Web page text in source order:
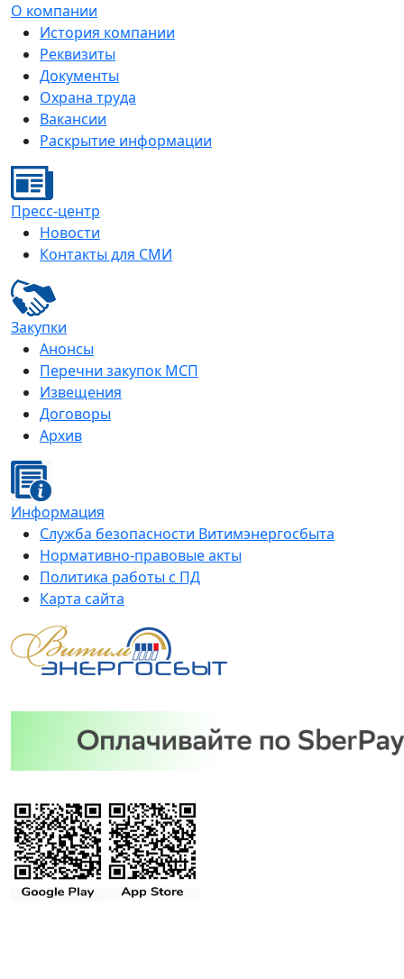
О компании
История компании
Реквизиты
Документы
Охрана труда
Вакансии
Раскрытие информации
Пресс-центр
Новости
Контакты для СМИ
Закупки
Анонсы
Перечни закупок МСП
Извещения
Договоры
Архив
Информация
Служба безопасности Витимэнергосбыта
Нормативно-правовые акты
Политика работы с ПД
Карта сайта